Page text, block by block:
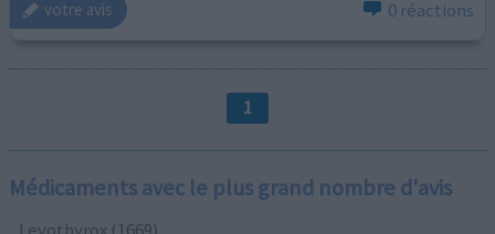
votre avis 0 réactions
1
Médicaments avec le plus grand nombre d'avis